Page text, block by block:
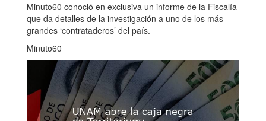
Minuto60 conoció en exclusiva un informe de la Fiscalía
que da detalles de la investigación a uno de los más
grandes ‘contrataderos’ del país.
Minuto60